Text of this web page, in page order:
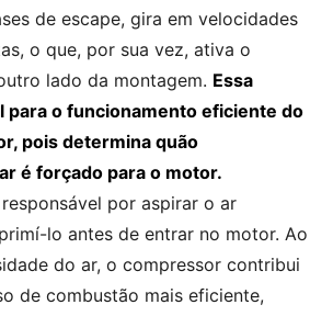
de escape, gira em velocidades
o que, por sua vez, ativa o
lado da montagem. Essa
para o funcionamento eficiente do
pois determina quão
é forçado para o motor.
por aspirar o ar
lo antes de entrar no motor. Ao
do ar, o compressor contribui
de combustão mais eficiente,